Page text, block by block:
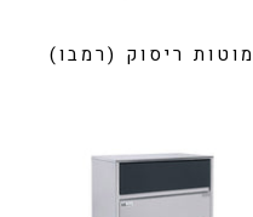
מוטות ריסוק (רמבו)